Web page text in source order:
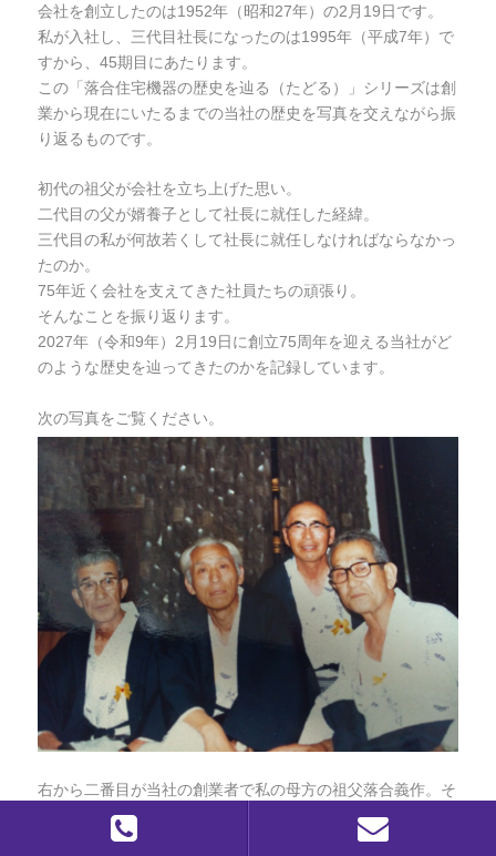
会社を創立したのは1952年（昭和27年）の2月19日です。
私が入社し、三代目社長になったのは1995年（平成7年）で
すから、45期目にあたります。
この「落合住宅機器の歴史を辿る（たどる）」シリーズは創
業から現在にいたるまでの当社の歴史を写真を交えながら振
り返るものです。
初代の祖父が会社を立ち上げた思い。
二代目の父が婿養子として社長に就任した経緯。
三代目の私が何故若くして社長に就任しなければならなかっ
たのか。
75年近く会社を支えてきた社員たちの頑張り。
そんなことを振り返ります。
2027年（令和9年）2月19日に創立75周年を迎える当社がど
のような歴史を辿ってきたのかを記録しています。
次の写真をご覧ください。
右から二番目が当社の創業者で私の母方の祖父落合義作。そ
の左が私の父方の祖父中山隆一。この二人の出会いが今の私
の存在につながっています。私が二人の関係を初めて意識し